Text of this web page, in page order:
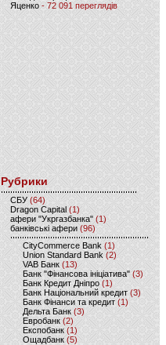
Яценко - 72 091 переглядів
Рубрики
CБУ (64)
Dragon Capital (1)
афери "Укргазбанка" (1)
банківські афери (96)
CityCommerce Bank (1)
Union Standard Bank (2)
VAB Банк (13)
Банк "Фінансова ініціатива" (3)
Банк Кредит Дніпро (1)
Банк Національний кредит (3)
Банк Фінанси та кредит (1)
Дельта Банк (3)
Евробанк(2)
Експобанк (1)
Ощадбанк(5)